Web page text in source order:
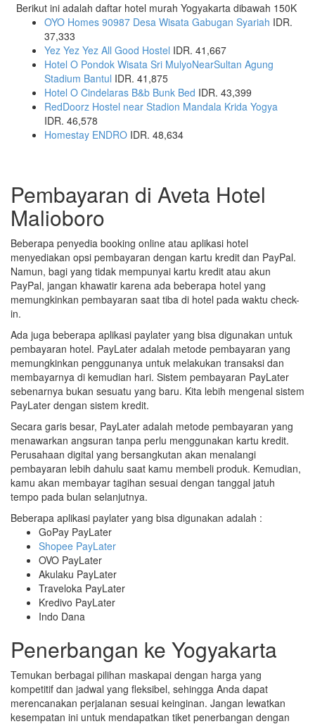
Berikut ini adalah daftar hotel murah Yogyakarta dibawah 150K
OYO Homes 90987 Desa Wisata Gabugan Syariah IDR.
37,333
Yez Yez Yez All Good Hostel IDR. 41,667
Hotel O Pondok Wisata Sri MulyoNearSultan Agung
Stadium Bantul IDR. 41,875
Hotel O Cindelaras B&b Bunk Bed IDR. 43,399
RedDoorz Hostel near Stadion Mandala Krida Yogya
IDR. 46,578
Homestay ENDRO IDR. 48,634
Pembayaran di Aveta Hotel
Malioboro
Beberapa penyedia booking online atau aplikasi hotel
menyediakan opsi pembayaran dengan kartu kredit dan PayPal.
Namun, bagi yang tidak mempunyai kartu kredit atau akun
PayPal, jangan khawatir karena ada beberapa hotel yang
memungkinkan pembayaran saat tiba di hotel pada waktu check-
in.
Ada juga beberapa aplikasi paylater yang bisa digunakan untuk
pembayaran hotel. PayLater adalah metode pembayaran yang
memungkinkan penggunanya untuk melakukan transaksi dan
membayarnya di kemudian hari. Sistem pembayaran PayLater
sebenarnya bukan sesuatu yang baru. Kita lebih mengenal sistem
PayLater dengan sistem kredit.
Secara garis besar, PayLater adalah metode pembayaran yang
menawarkan angsuran tanpa perlu menggunakan kartu kredit.
Perusahaan digital yang bersangkutan akan menalangi
pembayaran lebih dahulu saat kamu membeli produk. Kemudian,
kamu akan membayar tagihan sesuai dengan tanggal jatuh
tempo pada bulan selanjutnya.
Beberapa aplikasi paylater yang bisa digunakan adalah :
GoPay PayLater
Shopee PayLater
OVO PayLater
Akulaku PayLater
Traveloka PayLater
Kredivo PayLater
Indo Dana
Penerbangan ke Yogyakarta
Temukan berbagai pilihan maskapai dengan harga yang
kompetitif dan jadwal yang fleksibel, sehingga Anda dapat
merencanakan perjalanan sesuai keinginan. Jangan lewatkan
kesempatan ini untuk mendapatkan tiket penerbangan dengan